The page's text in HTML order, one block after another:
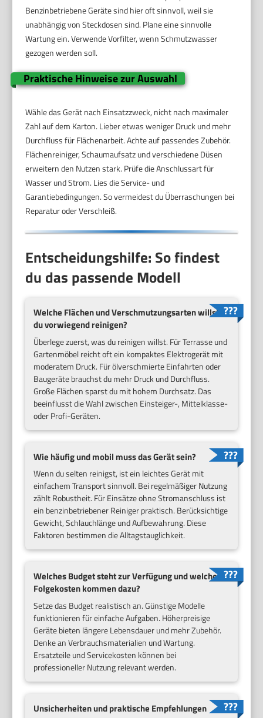
Benzinbetriebene Geräte sind hier oft sinnvoll, weil sie
unabhängig von Steckdosen sind. Plane eine sinnvolle
Wartung ein. Verwende Vorfilter, wenn Schmutzwasser
gezogen werden soll.
Praktische Hinweise zur Auswahl
Wähle das Gerät nach Einsatzzweck, nicht nach maximaler
Zahl auf dem Karton. Lieber etwas weniger Druck und mehr
Durchfluss für Flächenarbeit. Achte auf passendes Zubehör.
Flächenreiniger, Schaumaufsatz und verschiedene Düsen
erweitern den Nutzen stark. Prüfe die Anschlussart für
Wasser und Strom. Lies die Service- und
Garantiebedingungen. So vermeidest du Überraschungen bei
Reparatur oder Verschleiß.
Entscheidungshilfe: So findest
du das passende Modell
Welche Flächen und Verschmutzungsarten willst
du vorwiegend reinigen?
Überlege zuerst, was du reinigen willst. Für Terrasse und
Gartenmöbel reicht oft ein kompaktes Elektrogerät mit
moderatem Druck. Für ölverschmierte Einfahrten oder
Baugeräte brauchst du mehr Druck und Durchfluss.
Große Flächen sparst du mit hohem Durchsatz. Das
beeinflusst die Wahl zwischen Einsteiger-, Mittelklasse-
oder Profi-Geräten.
Wie häufig und mobil muss das Gerät sein?
Wenn du selten reinigst, ist ein leichtes Gerät mit
einfachem Transport sinnvoll. Bei regelmäßiger Nutzung
zählt Robustheit. Für Einsätze ohne Stromanschluss ist
ein benzinbetriebener Reiniger praktisch. Berücksichtige
Gewicht, Schlauchlänge und Aufbewahrung. Diese
Faktoren bestimmen die Alltagstauglichkeit.
Welches Budget steht zur Verfügung und welche
Folgekosten kommen dazu?
Setze das Budget realistisch an. Günstige Modelle
funktionieren für einfache Aufgaben. Höherpreisige
Geräte bieten längere Lebensdauer und mehr Zubehör.
Denke an Verbrauchsmaterialien und Wartung.
Ersatzteile und Servicekosten können bei
professioneller Nutzung relevant werden.
Unsicherheiten und praktische Empfehlungen